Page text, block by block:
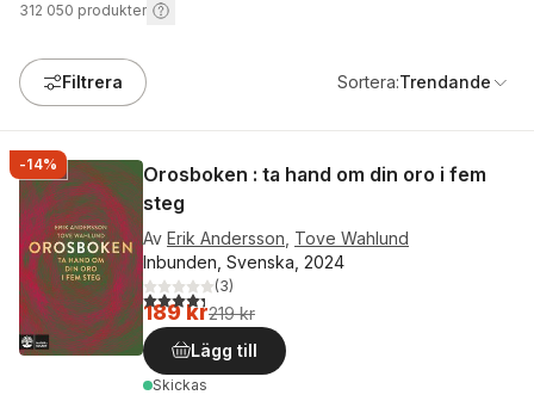
312 050 produkter
Filtrera Sortera:Trendande
-14%
Orosboken : ta hand om din oro i fem
steg
Av Erik Andersson Tove Wahlund
Inbunden, Svenska, 2024
4,3utav 5 stjärnor. Totalt antal röster:
(3)
189 kr219 kr
Lägg till
Skickas